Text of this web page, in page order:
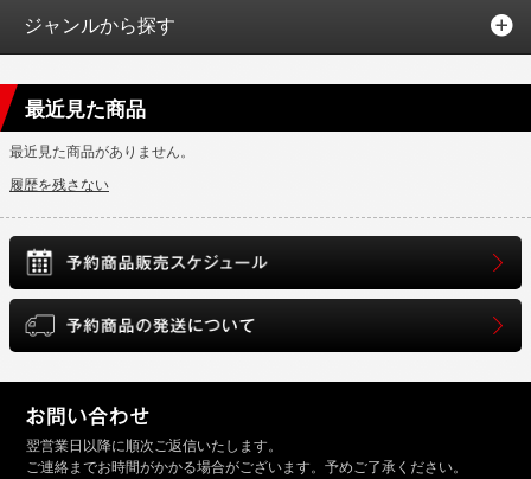
ジャンルから探す
最近見た商品
最近見た商品がありません。
履歴を残さない
翌営業日以降に順次ご返信いたします。
ご連絡までお時間がかかる場合がございます。予めご了承ください。